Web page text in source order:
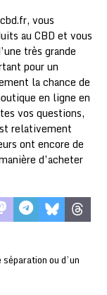
vous
au CBD et vous
très grande
pour un
la chance de
en ligne en
vos questions,
relativement
ont encore de
d’acheter
ou d’un